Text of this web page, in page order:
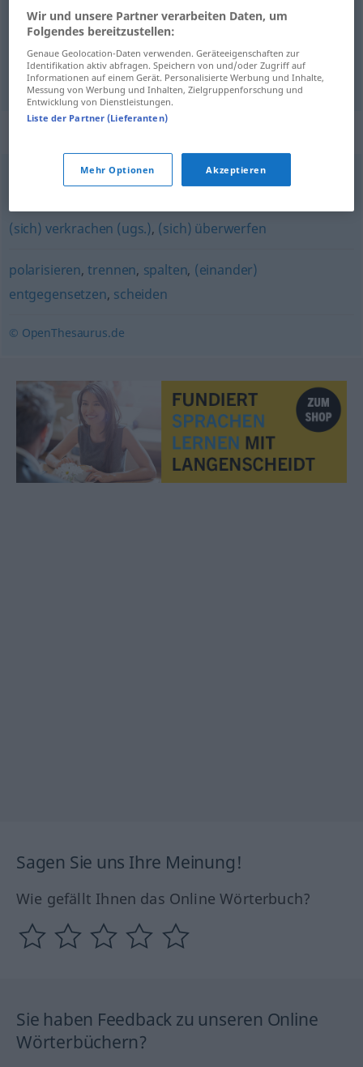
sich entzweien
bli oense(osams)
(sich) verkrachen (ugs.), (sich) überwerfen
polarisieren,trennen, spalten, (einander)
entgegensetzen, scheiden
© OpenThesaurus.de
Sagen Sie uns Ihre Meinung!
Wie gefällt Ihnen das Online Wörterbuch?
Sie haben Feedback zu unseren Online
Wörterbüchern?
Wir und unsere Partner verarbeiten Daten, um
Folgendes bereitzustellen:
Genaue Geolocation-Daten verwenden. Geräteeigenschaften zur
Identifikation aktiv abfragen. Speichern von und/oder Zugriff auf
Informationen auf einem Gerät. Personalisierte Werbung und Inhalte,
Messung von Werbung und Inhalten, Zielgruppenforschung und
Entwicklung von Dienstleistungen.
Liste der Partner (Lieferanten)
Mehr Optionen Akzeptieren